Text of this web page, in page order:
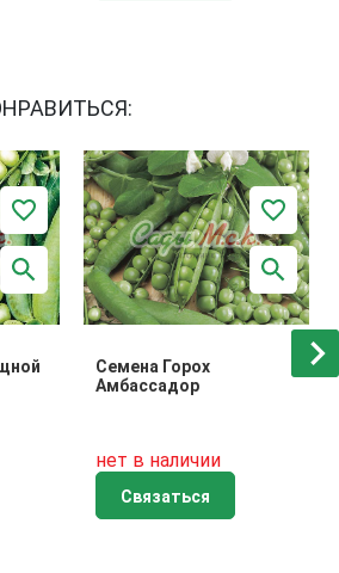
Семена Горох
Амбассадор
нет в наличии
Связаться